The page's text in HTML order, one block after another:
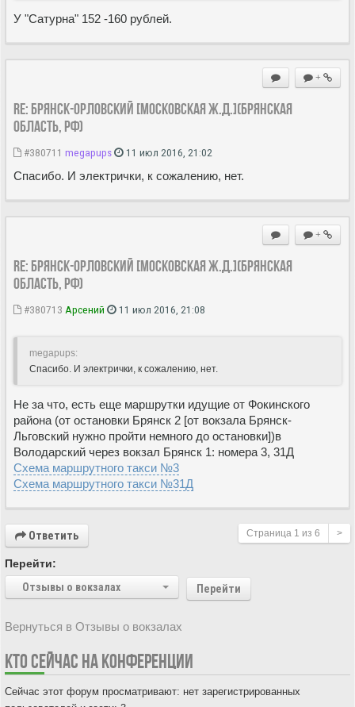
У "Сатурна" 152 -160 рублей.
+
Re: Брянск-Орловский [Московская ж.д.](Брянская
область, РФ)
#380711 megapups 11 июл 2016, 21:02
Спасибо. И электрички, к сожалению, нет.
+
Re: Брянск-Орловский [Московская ж.д.](Брянская
область, РФ)
#380713 Арсений 11 июл 2016, 21:08
megapups:
Спасибо. И электрички, к сожалению, нет.
Не за что, есть еще маршрутки идущие от Фокинского
района (от остановки Брянск 2 [от вокзала Брянск-
Льговский нужно пройти немного до остановки])в
Володарский через вокзал Брянск 1: номера 3, 31Д
Схема маршрутного такси №3
Схема маршрутного такси №31Д
Ответить Страница 1 из 6 >
Перейти:
Отзывы о вокзалах
Перейти
Вернуться в Отзывы о вокзалах
КТО СЕЙЧАС НА КОНФЕРЕНЦИИ
Сейчас этот форум просматривают: нет зарегистрированных